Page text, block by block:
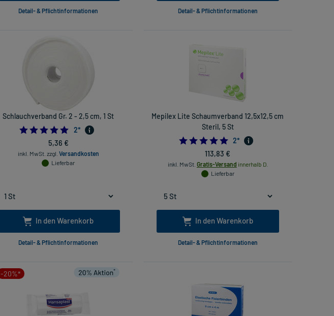
Detail- & Pflichtinformationen Detail- & Pflichtinformationen
Schlauchverband Gr. 2 - 2,5 cm, 1 St
5.0
2*
5,36 €
inkl. MwSt. zzgl. Versandkosten
Lieferbar
In den Warenkorb
Detail- & Pflichtinformationen
Mepilex Lite Schaumverband 12,5x12,5 cm
Steril, 5 St
5.0
2*
113,83 €
inkl. MwSt. Gratis-Versand innerhalb D.
Lieferbar
In den Warenkorb
Detail- & Pflichtinformationen
-20%*